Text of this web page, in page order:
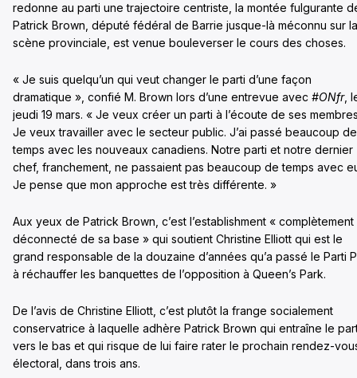
redonne au parti une trajectoire centriste, la montée fulgurante
Patrick Brown, député fédéral de Barrie jusque-là méconnu sur la
scène provinciale, est venue bouleverser le cours des choses.
« Je suis quelqu’un qui veut changer le parti d’une façon
dramatique », confié M. Brown lors d’une entrevue avec #ONfr,
jeudi 19 mars. « Je veux créer un parti à l’écoute de ses
Je veux travailler avec le secteur public. J’ai passé beaucoup de
temps avec les nouveaux canadiens. Notre parti et notre dernier
chef, franchement, ne passaient pas beaucoup de temps avec
Je pense que mon approche est très différente. »
Aux yeux de Patrick Brown, c’est l’establishment « complètement
déconnecté de sa base » qui soutient Christine Elliott qui est le
grand responsable de la douzaine d’années qu’a passé le Parti
à réchauffer les banquettes de l’opposition à Queen’s Park.
De l’avis de Christine Elliott, c’est plutôt la frange socialement
conservatrice à laquelle adhère Patrick Brown qui entraîne le
vers le bas et qui risque de lui faire rater le prochain rendez-
électoral, dans trois ans.